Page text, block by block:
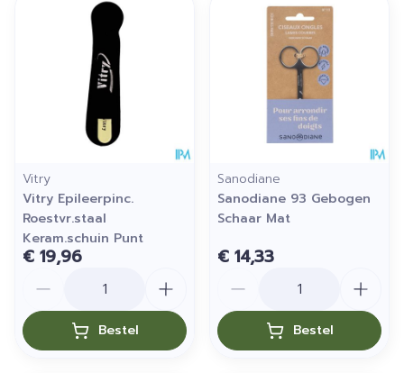
Vitry
Vitry Epileerpinc.
Roestvr.staal
Keram.schuin Punt
€ 19,96
Bestel
Sanodiane
Sanodiane 93 Gebogen
Schaar Mat
€ 14,33
Bestel